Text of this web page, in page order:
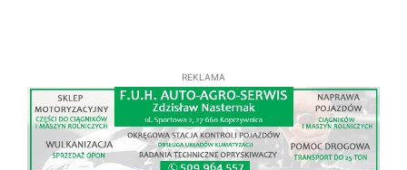
REKLAMA